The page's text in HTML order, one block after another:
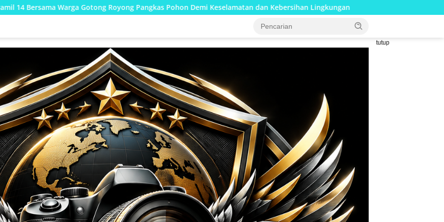
Royong Pangkas Pohon Demi Keselamatan dan Kebersihan Lingkungan Pembangunan Jembatan Beton Merah Putih
tutup